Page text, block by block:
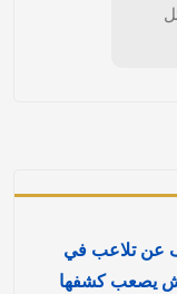
عن تلاعب في
يصعب كشفها